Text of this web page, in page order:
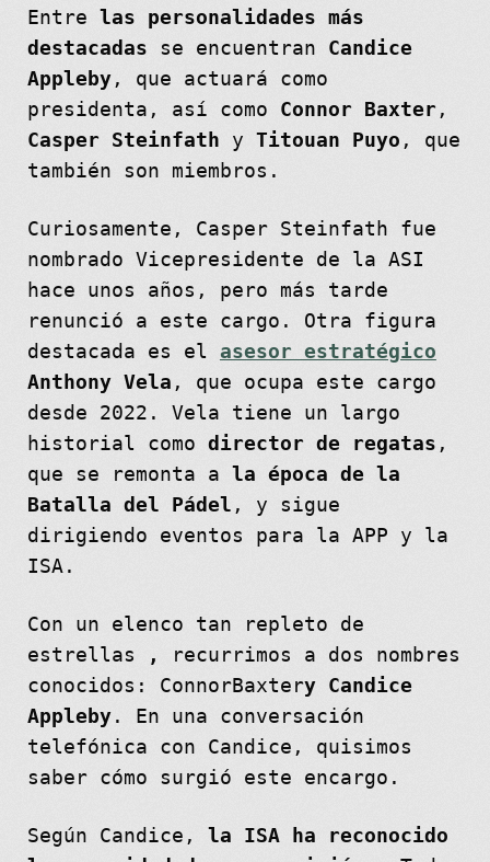
Entre las personalidades más
destacadas se encuentran Candice
Appleby, que actuará como
presidenta, así como Connor Baxter,
Casper Steinfath y Titouan Puyo , que
también son miembros.
Curiosamente, Casper Steinfath fue
nombrado Vicepresidente de la ASI
hace unos años, pero más tarde
renunció a este cargo. Otra figura
destacada es el asesor estratégico
Anthony Vela , que ocupa este cargo
desde 2022. Vela tiene un largo
historial como director de regatas ,
que se remonta a la época de la
Batalla del Pádel , y sigue
dirigiendo eventos para la APP y la
ISA.
Con un elenco tan repleto de
estrellas
,
recurrimos a dos nombres
conocidos: ConnorBaxtery Candice
Appleby. En una conversación
telefónica con Candice, quisimos
saber cómo surgió este encargo.
Según Candice, la ISA ha reconocido